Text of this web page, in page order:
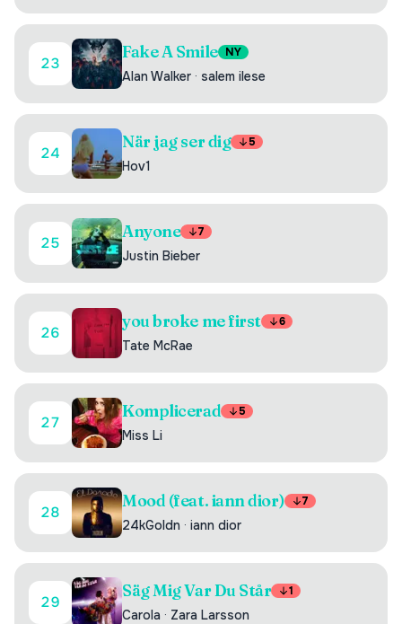
23
Fake A Smile NY
Alan Walker · salem ilese
24
När jag ser dig 5
Hov1
25
Anyone 7
Justin Bieber
26
you broke me first 6
Tate McRae
27
Komplicerad 5
Miss Li
28
Mood (feat. iann dior) 7
24kGoldn · iann dior
29
Säg Mig Var Du Står 1
Carola · Zara Larsson